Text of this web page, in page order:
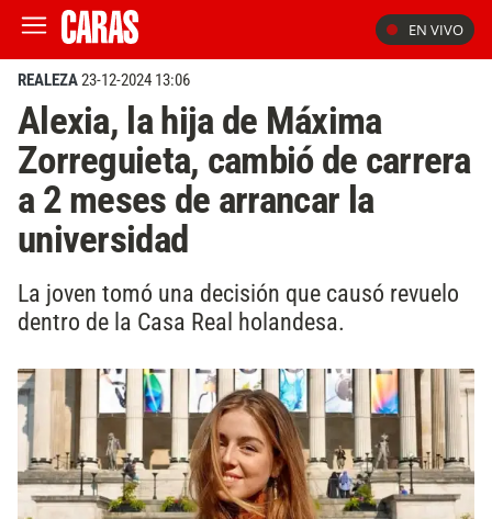
EN VIVO
REALEZA23-12-2024 13:06
Alexia, la hija de Máxima
Zorreguieta, cambió de carrera
a 2 meses de arrancar la
universidad
La joven tomó una decisión que causó revuelo
dentro de la Casa Real holandesa.